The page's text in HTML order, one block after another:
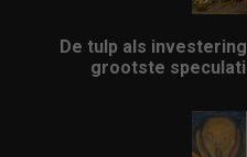
De tulp als
grootste